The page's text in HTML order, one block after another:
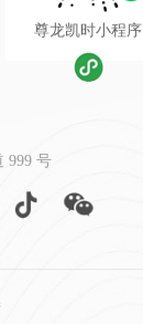
尊龙凯时小程序
999 号